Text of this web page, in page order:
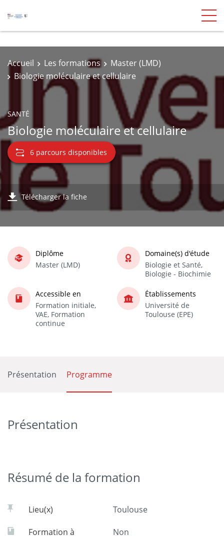
Accueil Les formations
Master (LMD)
Biologie moléculaire et cellulaire
SANTÉ
Biologie moléculaire et cellulaire
6 parcours disponibles
Télécharger la fiche
Diplôme
Master (LMD)
Domaine(s) d'étude
Biologie et Santé,
Biologie - Biochimie
Accessible en
Formation initiale,
VAE, Formation
continue
Établissements
Université de
Toulouse (EPE)
Présentation Programme
Présentation
Résumé de la formation
Lieu(x) Toulouse
Formation à
Non